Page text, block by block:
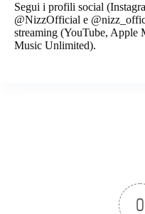
Segui i profili social
@NizzOfficial e
streaming (YouTube, Apple
Music Unlimited).
0